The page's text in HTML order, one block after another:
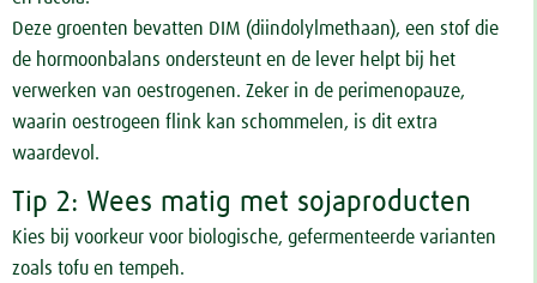
Deze groenten bevatten DIM (diindolylmethaan), een stof die
de hormoonbalans ondersteunt en de lever helpt bij het
verwerken van oestrogenen. Zeker in de perimenopauze,
waarin oestrogeen flink kan schommelen, is dit extra
waardevol.
Tip 2: Wees matig met sojaproducten
Kies bij voorkeur voor biologische, gefermenteerde varianten
zoals tofu en tempeh.